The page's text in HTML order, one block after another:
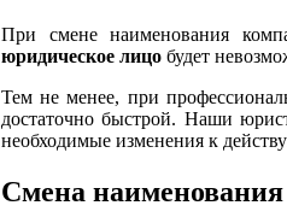
При смене наименования
юридическое лицо будет
Тем не менее, при
достаточно быстрой. Наши
необходимые изменения к
Смена